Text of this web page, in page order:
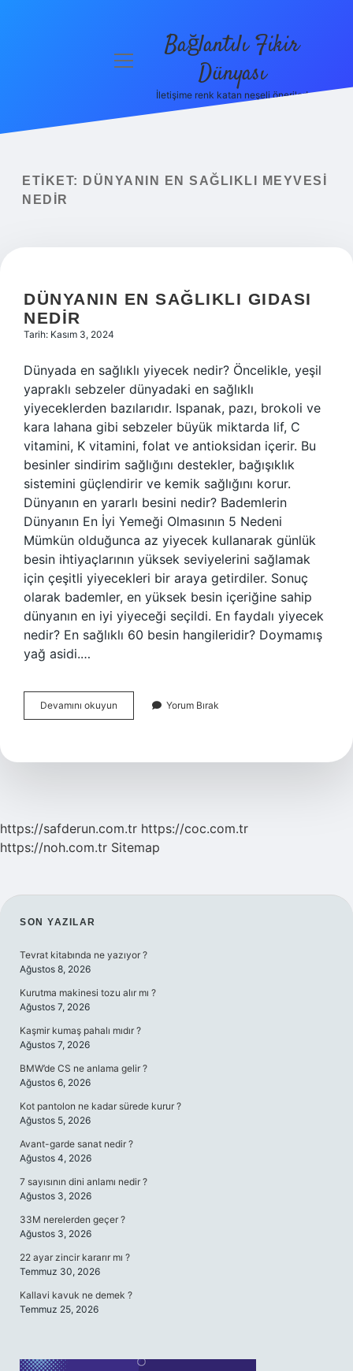
Yasal Uyarı
menüyü
Bağlantılı Fikir
Dünyası
İletişime renk katan neşeli öneriler!
ETIKET:
DÜNYANIN EN SAĞLIKLI MEYVESI
NEDIR
DÜNYANIN EN SAĞLIKLI GIDASI
NEDIR
Tarih: Kasım 3, 2024
Dünyada en sağlıklı yiyecek nedir? Öncelikle, yeşil
yapraklı sebzeler dünyadaki en sağlıklı
yiyeceklerden bazılarıdır. Ispanak, pazı, brokoli ve
kara lahana gibi sebzeler büyük miktarda lif, C
vitamini, K vitamini, folat ve antioksidan içerir. Bu
besinler sindirim sağlığını destekler, bağışıklık
sistemini güçlendirir ve kemik sağlığını korur.
Dünyanın en yararlı besini nedir? Bademlerin
Dünyanın En İyi Yemeği Olmasının 5 Nedeni
Mümkün olduğunca az yiyecek kullanarak günlük
besin ihtiyaçlarının yüksek seviyelerini sağlamak
için çeşitli yiyecekleri bir araya getirdiler. Sonuç
olarak bademler, en yüksek besin içeriğine sahip
dünyanın en iyi yiyeceği seçildi. En faydalı yiyecek
nedir? En sağlıklı 60 besin hangileridir? Doymamış
yağ asidi.…
Devamını okuyun Dünyanın
En
Nedir
Yorum Bırak
https://safderun.com.tr https://coc.com.tr
https://noh.com.tr Sitemap
SIDEBAR
SON YAZILAR
Tevrat kitabında ne yazıyor ?
Ağustos 8, 2026
Kurutma makinesi tozu alır mı ?
Ağustos 7, 2026
Kaşmir kumaş pahalı mıdır ?
Ağustos 7, 2026
BMW’de CS ne anlama gelir ?
Ağustos 6, 2026
Kot pantolon ne kadar sürede kurur ?
Ağustos 5, 2026
Avant-garde sanat nedir ?
Ağustos 4, 2026
7 sayısının dini anlamı nedir ?
Ağustos 3, 2026
33M nerelerden geçer ?
Ağustos 3, 2026
22 ayar zincir kararır mı ?
Temmuz 30, 2026
Kallavi kavuk ne demek ?
Temmuz 25, 2026